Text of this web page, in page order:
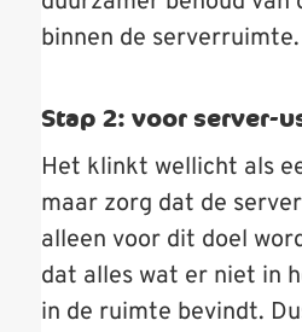
binnen de serverruimte.
Stap 2: voor server-
Het klinkt wellicht als
maar zorg dat de
alleen voor dit doel
dat alles wat er niet in
in de ruimte bevindt.